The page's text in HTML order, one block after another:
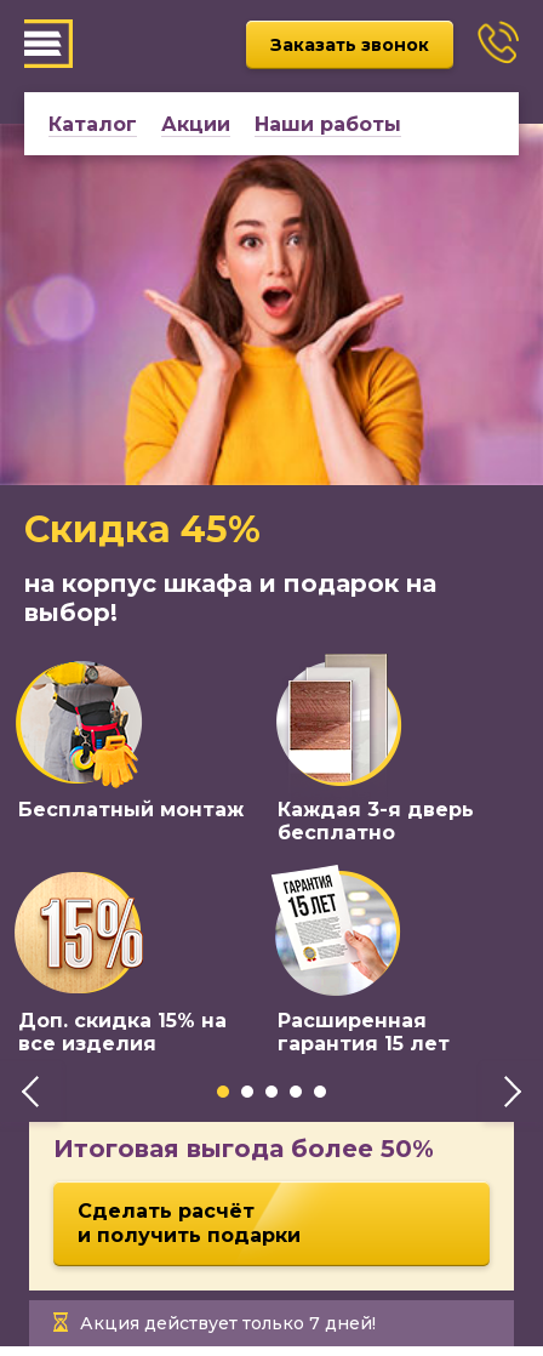
Заказать звонок
Каталог Акции Наши работы
Скидка 45%
на корпус шкафа и подарок на
выбор!
Бесплатный монтаж
Каждая 3-я дверь
бесплатно
Доп. скидка 15% на
все изделия
Расширенная
гарантия 15 лет
Итоговая выгода более 50%
Сделать расчёт
и получить подарки
Акция действует только 7 дней!